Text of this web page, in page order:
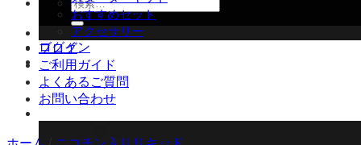
索
対
象:
ログイン
おすすめセット
アクセサリー
ブログ
ご利用ガイド
よくあるご質問
お問い合わせ